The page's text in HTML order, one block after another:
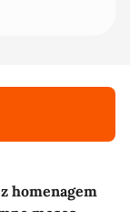
homenagem